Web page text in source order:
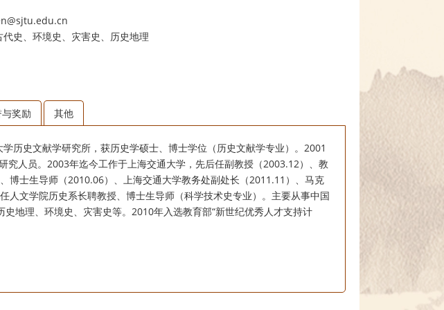
史、环境史、灾害史、历史地理
奖励 其他
历史文献学研究所，获历史学硕士、博士学位（历史文献学专业）。2001
人员。2003年迄今工作于上海交通大学，先后任副教授（2003.12）、教
博士生导师（2010.06）、上海交通大学教务处副处长（2011.11）、马克
文学院历史系长聘教授、博士生导师（科学技术史专业）。主要从事中国
地理、环境史、灾害史等。2010年入选教育部“新世纪优秀人才支持计